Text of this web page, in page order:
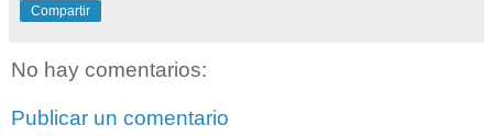
Compartir
No hay comentarios:
Publicar un comentario